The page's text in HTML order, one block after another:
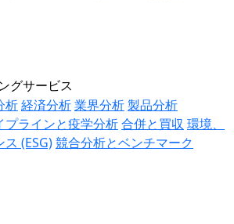
グサービス
析経済分析業界分析製品分析
プラインと疫学分析合併と買収 環境、
(ESG)競合分析とベンチマーク